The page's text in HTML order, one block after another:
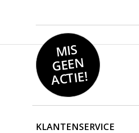
MIS
GEE
N
ACTIE!
KLANTENSERVICE